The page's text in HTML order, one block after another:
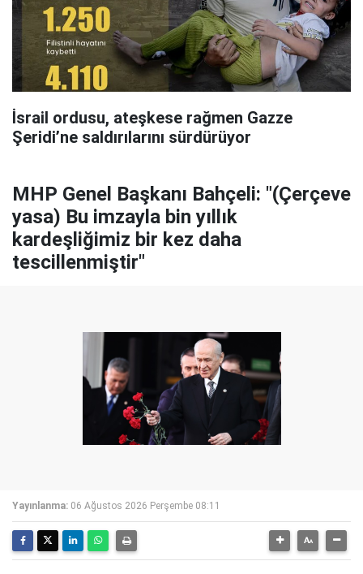
İsrail ordusu, ateşkese rağmen Gazze
Şeridi’ne saldırılarını sürdürüyor
MHP Genel Başkanı Bahçeli: "(Çerçeve
yasa) Bu imzayla bin yıllık
kardeşliğimiz bir kez daha
tescillenmiştir"
Yayınlanma: 06 Ağustos 2026 Perşembe 08:11